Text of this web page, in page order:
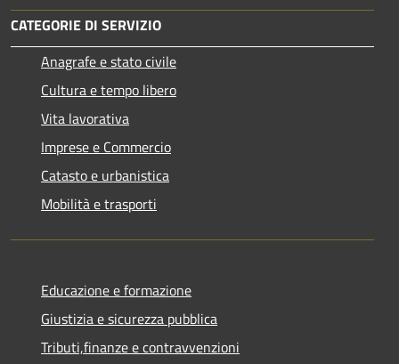
CATEGORIE DI SERVIZIO
Anagrafe e stato civile
Cultura e tempo libero
Vita lavorativa
Imprese e Commercio
Catasto e urbanistica
Mobilità e trasporti
Educazione e formazione
Giustizia e sicurezza pubblica
Tributi,finanze e contravvenzioni